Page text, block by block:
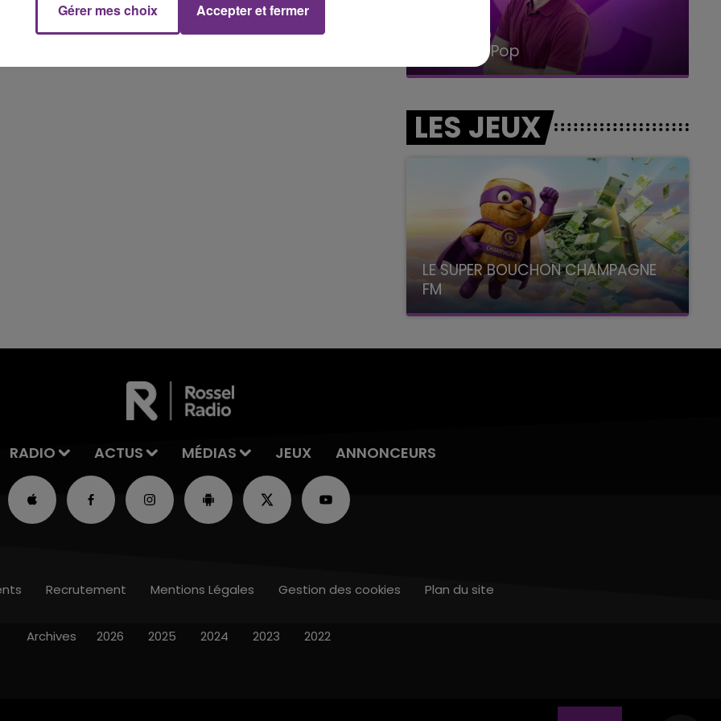
10h00 - 14h00 14h00 - 15h00
La Radio Pop
LES JEUX
LE SUPER BOUCHON CHAMPAGNE
FM
avec La Famille Champagne FM, à 8H10
RADIO ACTUS MÉDIAS JEUX ANNONCEURS
Recrutement Mentions Légales Gestion des cookies Plan du site
Archives 2026 2025 2024 2023 2022
Gérer mes choix Accepter et fermer